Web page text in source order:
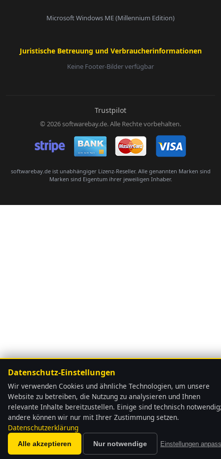
Microsoft Windows ME (Millennium Edition)
Juristische Betreuung und Verbraucherinformationen
Keine Footer-Bilder verfügbar
Trustpilot
© 2026 softwarebay.de. Alle Rechte vorbehalten.
softwarebay.de ist unabhängiger Lizenz-Reseller. Alle genannten Marken sind
Marken sind Eigentum ihrer jeweiligen Inhaber.
Datenschutz-Einstellungen
Wir verwenden Cookies und ähnliche Technologien, um unsere
Website zu betreiben, die Nutzung zu analysieren und Ihnen
relevante Inhalte bereitzustellen. Einige sind technisch
andere können wir nur mit Ihrer Zustimmung setzen.
Datenschutzerklärung
Alle akzeptieren Nur notwendige Einstellungen